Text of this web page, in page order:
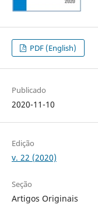
PDF (English)
Publicado
2020-11-10
Edição
v. 22 (2020)
Seção
Artigos Originais